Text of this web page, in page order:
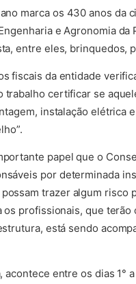
marca os 430 anos da
e Agronomia da
entre eles, brinquedos,
fiscais da entidade
trabalho certificar se
instalação elétrica
papel que o
por determinada
trazer algum risco
profissionais, que
está sendo
entre os dias 1°